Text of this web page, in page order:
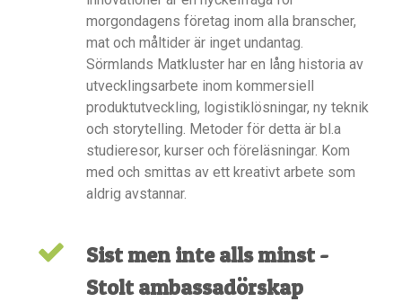
morgondagens företag inom alla branscher,
mat och måltider är inget undantag.
Sörmlands Matkluster har en lång historia av
utvecklingsarbete inom kommersiell
produktutveckling, logistiklösningar, ny teknik
och storytelling. Metoder för detta är bl.a
studieresor, kurser och föreläsningar. Kom
med och smittas av ett kreativt arbete som
aldrig avstannar.
Sist men inte alls minst -
Stolt ambassadörskap